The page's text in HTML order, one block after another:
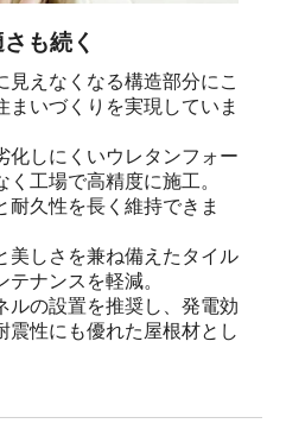
も続く
見えなくなる構造部分にこ
まいづくりを実現していま
化しにくいウレタンフォー
工場で高精度に施工。
耐久性を長く維持できま
美しさを兼ね備えたタイル
ナンスを軽減。
ルの設置を推奨し、発電効
震性にも優れた屋根材とし